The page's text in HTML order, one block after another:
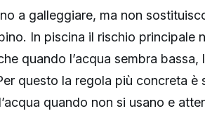
a galleggiare, ma non
In piscina il rischio principale
quando l’acqua sembra
questo la regola più concreta è
quando non si usano e